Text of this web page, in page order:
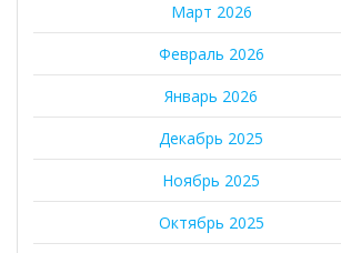
Март 2026
Февраль 2026
Январь 2026
Декабрь 2025
Ноябрь 2025
Октябрь 2025